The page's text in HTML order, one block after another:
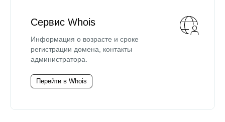
Сервис Whois
Информация о возрасте и сроке
регистрации домена, контакты
администратора.
Перейти в Whois